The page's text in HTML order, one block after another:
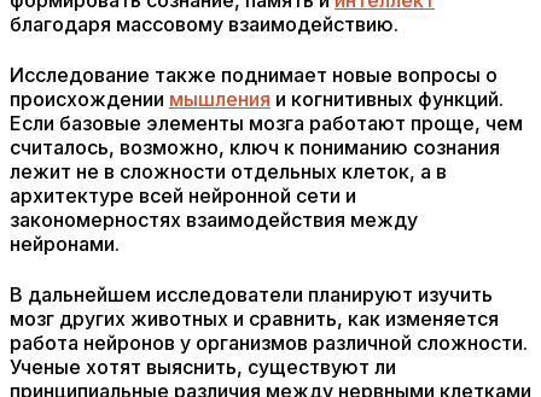
благодаря массовому взаимодействию.
Исследование также поднимает новые вопросы о
происхождении мышления и когнитивных функций.
Если базовые элементы мозга работают проще, чем
считалось, возможно, ключ к пониманию сознания
лежит не в сложности отдельных клеток, а в
архитектуре всей нейронной сети и
закономерностях взаимодействия между
нейронами.
В дальнейшем исследователи планируют изучить
мозг других животных и сравнить, как изменяется
работа нейронов у организмов различной сложности.
Ученые хотят выяснить, существуют ли
принципиальные различия между нервными клетками